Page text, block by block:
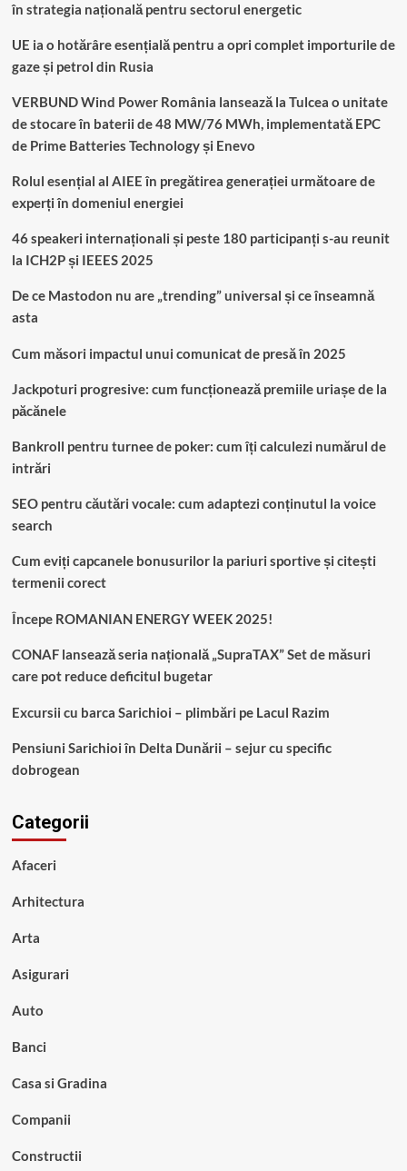
în strategia națională pentru sectorul energetic
UE ia o hotărâre esențială pentru a opri complet importurile de
gaze și petrol din Rusia
VERBUND Wind Power România lansează la Tulcea o unitate
de stocare în baterii de 48 MW/76 MWh, implementată EPC
de Prime Batteries Technology și Enevo
Rolul esențial al AIEE în pregătirea generației următoare de
experți în domeniul energiei
46 speakeri internaționali și peste 180 participanți s-au reunit
la ICH2P și IEEES 2025
De ce Mastodon nu are „trending” universal și ce înseamnă
asta
Cum măsori impactul unui comunicat de presă în 2025
Jackpoturi progresive: cum funcționează premiile uriașe de la
păcănele
Bankroll pentru turnee de poker: cum îți calculezi numărul de
intrări
SEO pentru căutări vocale: cum adaptezi conținutul la voice
search
Cum eviți capcanele bonusurilor la pariuri sportive și citești
termenii corect
Începe ROMANIAN ENERGY WEEK 2025!
CONAF lansează seria națională „SupraTAX” Set de măsuri
care pot reduce deficitul bugetar
Excursii cu barca Sarichioi – plimbări pe Lacul Razim
Pensiuni Sarichioi în Delta Dunării – sejur cu specific
dobrogean
Categorii
Afaceri
Arhitectura
Arta
Asigurari
Auto
Banci
Casa si Gradina
Companii
Constructii